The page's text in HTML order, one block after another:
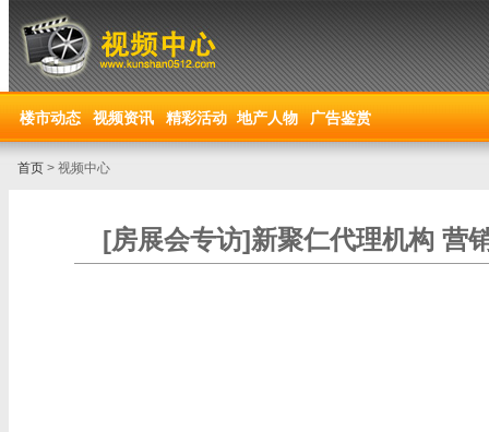
楼市动态 视频资讯 精彩活动 地产人物 广告鉴赏
首页 > 视频中心
[房展会专访]新聚仁代理机构 营